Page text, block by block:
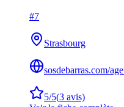
#7
Strasbourg
sosdebarras.com/
5/5(3 avis)